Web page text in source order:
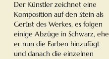
Der Künstler zeichnet eine
Komposition auf den Stein als
Gerüst des Werkes, es folgen
einige Abzüge in Schwarz, ehe
er nun die Farben hinzufügt
und danach die einzelnen
Büttenpapiere der beiden
französischen Firmen Arches
und Rives garantieren bis heute
die Echtheit einer Lithographie.
Die Lithographie bietet dem
Künslter unbegrenzte